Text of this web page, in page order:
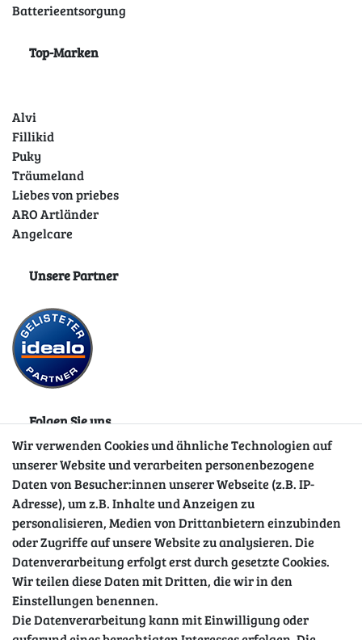
Batterieentsorgung
Top-Marken
Alvi
Fillikid
Puky
Träumeland
Liebes von priebes
ARO Artländer
Angelcare
Unsere Partner
Folgen Sie uns
Sicher einkaufen
Wir verwenden Cookies und ähnliche Technologien auf
unserer Website und verarbeiten personenbezogene
Daten von Besucher:innen unserer Webseite (z.B. IP-
Adresse), um z.B. Inhalte und Anzeigen zu
personalisieren, Medien von Drittanbietern einzubinden
oder Zugriffe auf unsere Website zu analysieren. Die
Datenverarbeitung erfolgt erst durch gesetzte Cookies.
Wir teilen diese Daten mit Dritten, die wir in den
Einstellungen benennen.
Die Datenverarbeitung kann mit Einwilligung oder